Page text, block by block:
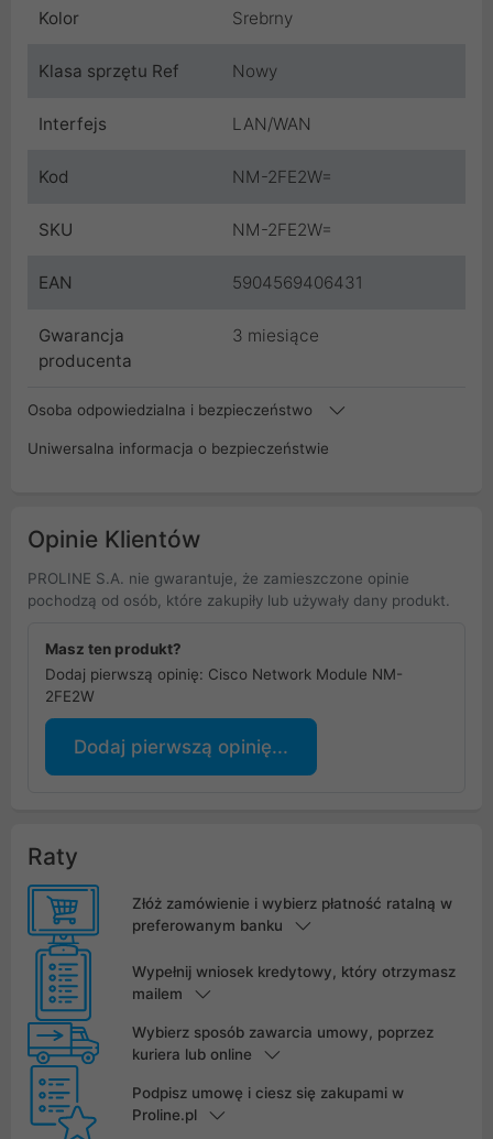
Kolor Srebrny
Klasa sprzętu Ref Nowy
Interfejs LAN/WAN
Kod NM-2FE2W=
SKU NM-2FE2W=
EAN 5904569406431
Gwarancja
producenta
3 miesiące
Osoba odpowiedzialna i bezpieczeństwo
Uniwersalna informacja o bezpieczeństwie
Opinie Klientów
PROLINE S.A. nie gwarantuje, że zamieszczone opinie
pochodzą od osób, które zakupiły lub używały dany produkt.
Masz ten produkt?
Dodaj pierwszą opinię: Cisco Network Module NM-
2FE2W
Dodaj pierwszą opinię...
Raty
Złóż zamówienie i wybierz płatność ratalną w
preferowanym banku
Wypełnij wniosek kredytowy, który otrzymasz
mailem
Wybierz sposób zawarcia umowy, poprzez
kuriera lub online
Podpisz umowę i ciesz się zakupami w
Proline.pl